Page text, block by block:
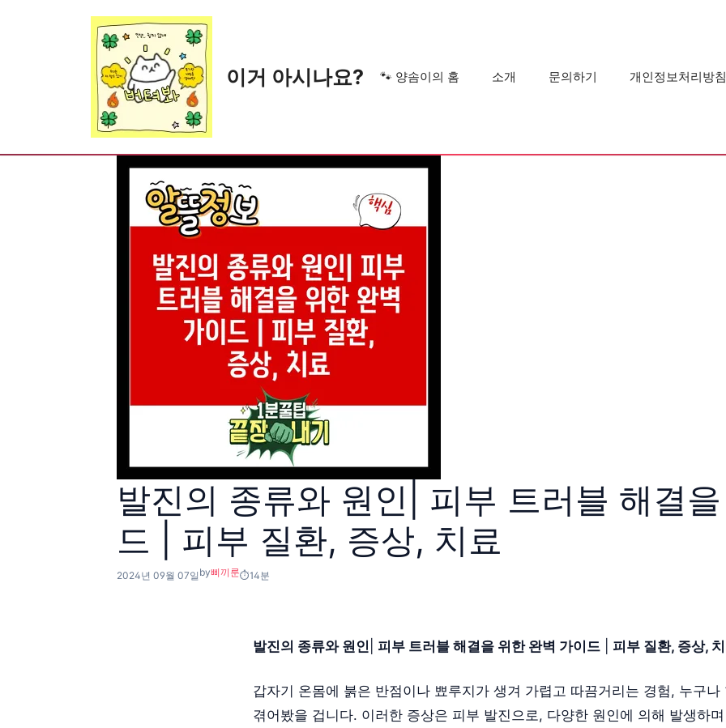
이거 아시나요? 🐾 양솜이의 홈 소개 문의하기 개인정보처리방침
발진의 종류와 원인| 피부 트러블 해결
드 | 피부 질환, 증상, 치료
2024년 09월 07일 by삐끼룬 14분
발진의 종류와 원인 피부 트러블 해결을 위한 완벽 가이드 피부 질환, 증상,
갑자기 온몸에 붉은 반점이나 뾰루지가 생겨 가렵고 따끔거리는 경험, 누구나
겪어봤을 겁니다. 이러한 증상은 피부 발진으로, 다양한 원인에 의해 발생하